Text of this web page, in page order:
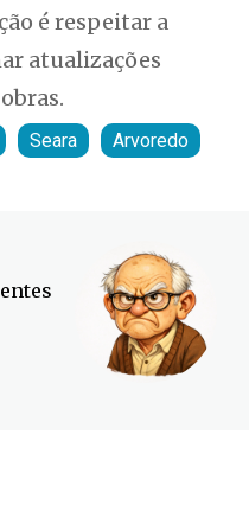
é respeitar a
atualizações
Seara Arvoredo